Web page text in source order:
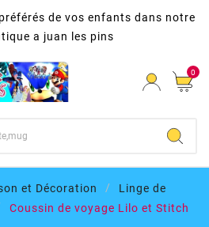
de vos enfants dans notre
a juan les pins
0
et Décoration
Linge de
Coussin de voyage Lilo et Stitch